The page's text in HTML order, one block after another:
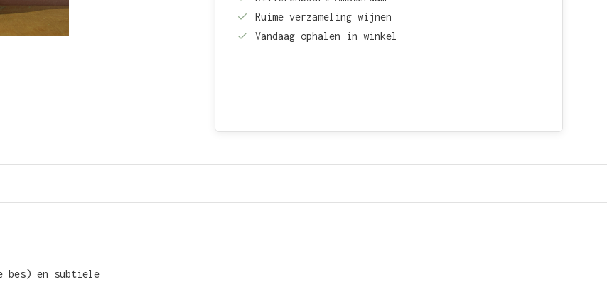
Ruime verzameling wijnen
Vandaag ophalen in winkel
bes) en subtiele